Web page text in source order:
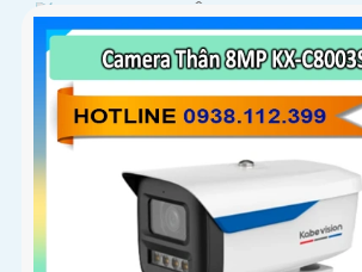
️📡 Tích Hợp :Thu Âm Và Loa.